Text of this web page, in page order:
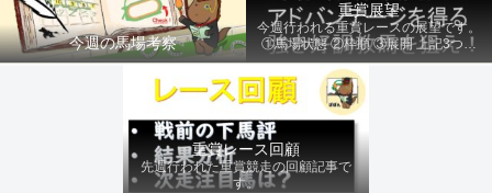
今週の馬場考察
重賞展望
今週行われる重賞レースの展望です。
①馬場状態 ②枠順 ③展開 上記3つの
ファクターから有利にレースを運べる
馬を導き、追い切りの動きを加味して
最終評価を下します。
重賞レース回顧
先週行われた重賞競走の回顧記事で
す。